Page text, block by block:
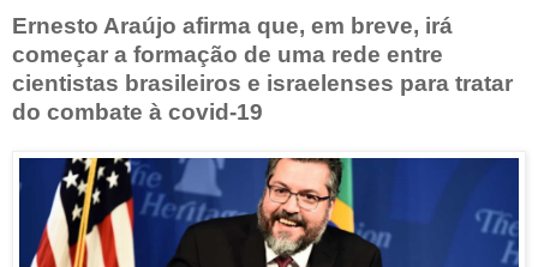
Ernesto Araújo afirma que, em breve, irá
começar a formação de uma rede entre
cientistas brasileiros e israelenses para tratar
do combate à covid-19